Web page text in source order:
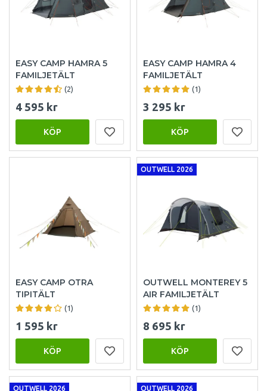
EASY CAMP HAMRA 5
FAMILJETÄLT
(2)
4 595 kr
KÖP
EASY CAMP HAMRA 4
FAMILJETÄLT
(1)
3 295 kr
KÖP
EASY CAMP OTRA
TIPITÄLT
(1)
1 595 kr
KÖP
OUTWELL 2026
OUTWELL MONTEREY 5
AIR FAMILJETÄLT
(1)
8 695 kr
KÖP
OUTWELL 2026 OUTWELL 2026